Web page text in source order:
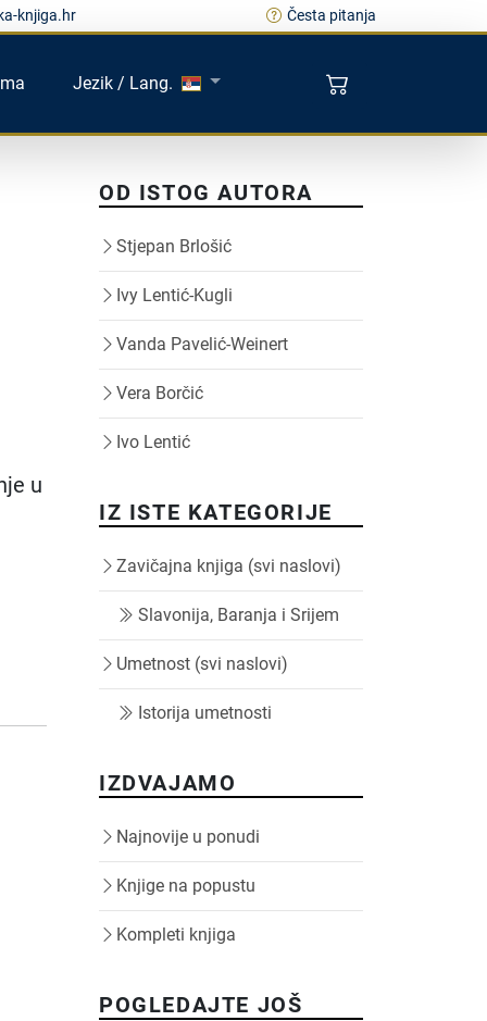
knjiga.hr Česta pitanja
Jezik / Lang.
u
OD ISTOG AUTORA
Stjepan Brlošić
Ivy Lentić-Kugli
Vanda Pavelić-Weinert
Vera Borčić
Ivo Lentić
IZ ISTE KATEGORIJE
Zavičajna knjiga (svi naslovi)
Slavonija, Baranja i Srijem
Umetnost (svi naslovi)
Istorija umetnosti
IZDVAJAMO
Najnovije u ponudi
Knjige na popustu
Kompleti knjiga
POGLEDAJTE JOŠ